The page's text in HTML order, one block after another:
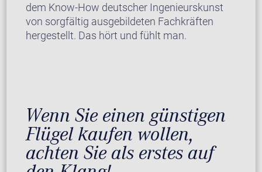
dem Know-How deutscher Ingenieurskunst
von sorgfältig ausgebildeten Fachkräften
hergestellt. Das hört und fühlt man.
Wenn Sie einen günstigen
Flügel kaufen wollen,
achten Sie als erstes auf